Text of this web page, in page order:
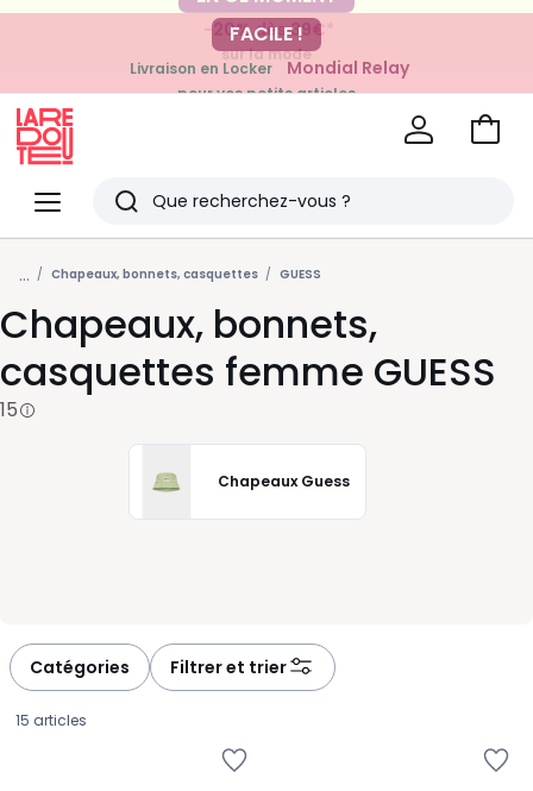
-20% dès 39€*
sur la mode
FACILE !
Livraison en Locker Mondial Relay
pour vos petits articles
Menu
Redoute
Rechercher
Derniers
articles
vus
Voir
... Chapeaux, bonnets, casquettes GUESS
Chapeaux, bonnets,
casquettes femme GUESS
15
Chapeaux Guess
Catégories Filtrer et trier
15 articles